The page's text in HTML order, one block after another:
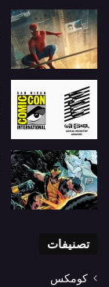
تصنيفات
كومكس